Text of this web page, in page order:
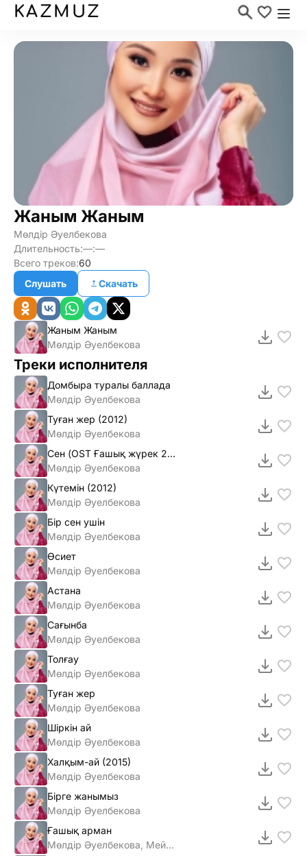
KAZMUZ
Жаным Жаным
Мөлдір Әуелбекова
Длительность:—:—
Всего треков:60
Слушать
Скачать
Жаным Жаным
Мөлдір Әуелбекова
Треки исполнителя
Домбыра туралы баллада
Мөлдiр Әуелбекова
Туған жер (2012)
Мөлдiр Әуелбекова
Сен (OST Ғашық жүрек 2) mp3
Мөлдiр Әуелбекова
Күтемiн (2012)
Мөлдiр Әуелбекова
Бiр сен ушiн
Мөлдiр Әуелбекова
Өсиет
Мөлдір Әуелбекова
Астана
Мөлдір Әуелбекова
Сағынба
Мөлдір Әуелбекова
Толғау
Мөлдір Әуелбекова
Туған жер
Мөлдір Әуелбекова
Шіркін ай
Мөлдір Әуелбекова
Халқым-ай (2015)
Мөлдiр Әуелбекова
Бiрге жанымыз
Мөлдiр Әуелбекова
Ғашық арман
Мөлдір Әуелбекова, Мейрамбек Беспаев